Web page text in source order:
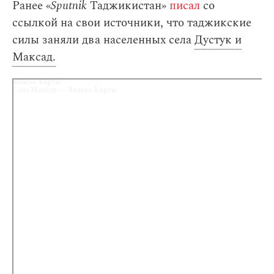
Ранее «SputnikТаджикистан» писал со
ссылкой на свои источники, что таджикские
силы заняли два населенных селаДустук и
Максад.
Яндекс Карты